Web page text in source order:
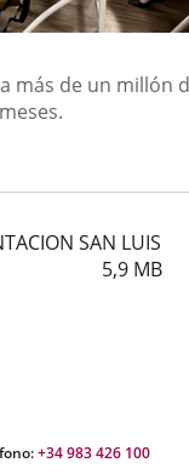
más de un millón
SAN LUIS
5,9 MB
+34 983 426 100